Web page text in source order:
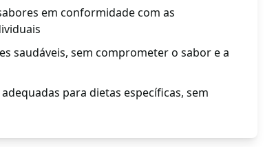
em conformidade com as
saudáveis, sem comprometer o sabor e a
para dietas específicas, sem